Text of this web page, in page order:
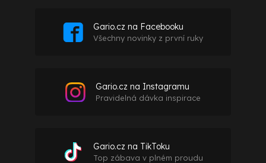
Gario.cz na Facebooku
Všechny novinky z první ruky
Gario.cz na Instagramu
Pravidelná dávka inspirace
Gario.cz na TikToku
Top zábava v plném proudu